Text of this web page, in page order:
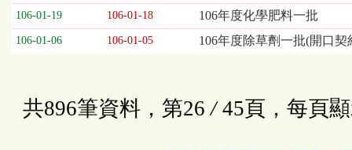
106-01-19 106-01-18 106年度化學肥料一批
106-01-06 106-01-05 106年度除草劑一批(開口契
共896筆資料，第26 /45頁，每頁